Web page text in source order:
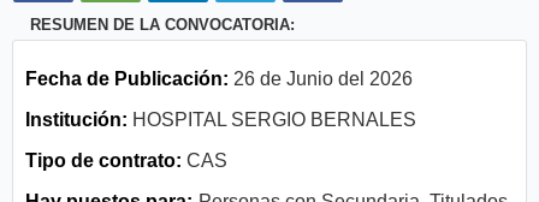
RESUMEN DE LA CONVOCATORIA:
Fecha de Publicación: 26 de Junio del 2026
Institución: HOSPITAL SERGIO BERNALES
Tipo de contrato: CAS